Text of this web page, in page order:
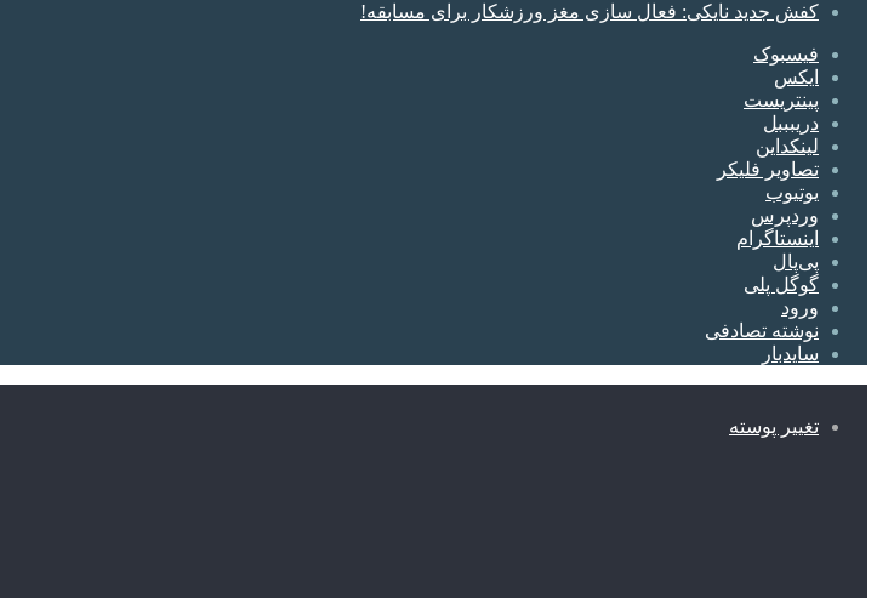
کفش جدید نایکی: فعال‌ سازی مغز ورزشکار برای مسابقه!
فیسبوک
ایکس
پینتریست
دریبببل
لینکداین
تصاویر فلیکر
یوتیوب
وردپرس
اینستاگرام
پی‌پال
گوگل پلی
ورود
نوشته تصادفی
سایدبار
تغییر پوسته